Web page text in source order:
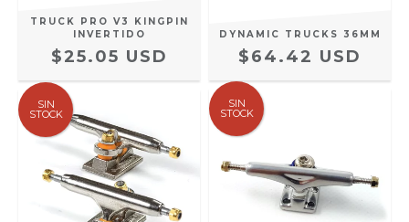
TRUCK PRO V3 KINGPIN
INVERTIDO
$25.05 USD
DYNAMIC TRUCKS 36MM
$64.42 USD
SIN
STOCK
SIN
STOCK